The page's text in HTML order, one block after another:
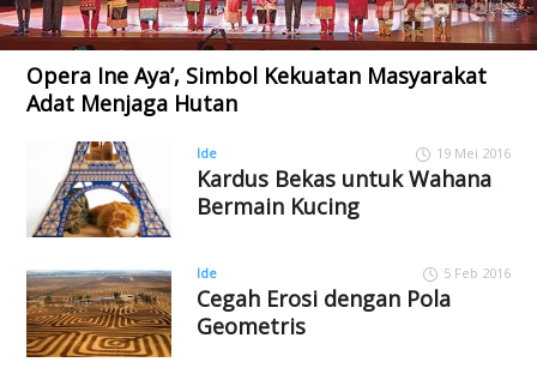
Opera Ine Aya’, Simbol Kekuatan Masyarakat
Adat Menjaga Hutan
Ide 19 Mei 2016
Kardus Bekas untuk Wahana
Bermain Kucing
Ide 5 Feb 2016
Cegah Erosi dengan Pola
Geometris